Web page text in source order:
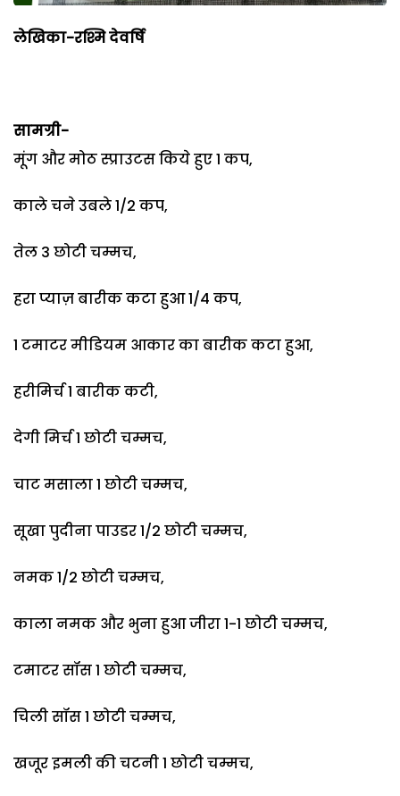
लेखिका-रश्मि देवर्षि
सामग्री-
मूंग और मोठ स्प्राउटस किये हुए 1 कप,
काले चने उबले 1/2 कप,
तेल 3 छोटी चम्मच,
हरा प्याज़ बारीक कटा हुआ 1/4 कप,
1 टमाटर मीडियम आकार का बारीक कटा हुआ,
हरीमिर्च 1 बारीक कटी,
देगी मिर्च 1 छोटी चम्मच,
चाट मसाला 1 छोटी चम्मच,
सूखा पुदीना पाउडर 1/2 छोटी चम्मच,
नमक 1/2 छोटी चम्मच,
काला नमक और भुना हुआ जीरा 1-1 छोटी चम्मच,
टमाटर सॉस 1 छोटी चम्मच,
चिली सॉस 1 छोटी चम्मच,
खजूर इमली की चटनी 1 छोटी चम्मच,